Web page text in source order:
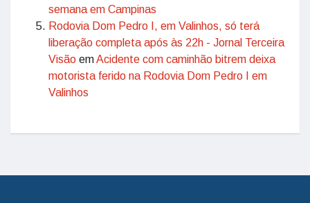
semana em Campinas
Rodovia Dom Pedro I, em Valinhos, só terá
liberação completa após às 22h - Jornal Terceira
Visão emAcidente com caminhão bitrem deixa
motorista ferido na Rodovia Dom Pedro I em
Valinhos